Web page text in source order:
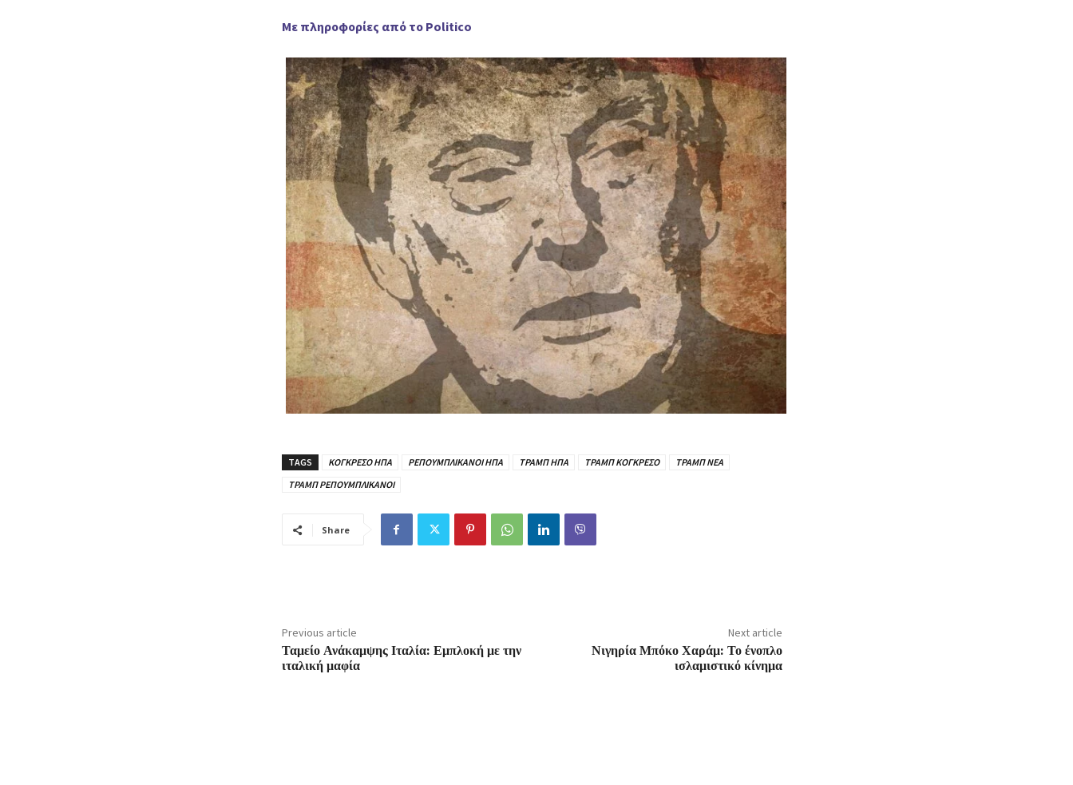
Με πληροφορίες από το Politico
TAGS ΚΟΓΚΡΕΣΟ ΗΠΑ ΡΕΠΟΥΜΠΛΙΚΑΝΟΙ ΗΠΑ ΤΡΑΜΠ ΗΠΑ ΤΡΑΜΠ ΚΟΓΚΡΕΣΟ
ΤΡΑΜΠ ΝΕΑ
ΤΡΑΜΠ ΡΕΠΟΥΜΠΛΙΚΑΝΟΙ
Share
Previous article
Ταμείο Ανάκαμψης Ιταλία: Εμπλοκή με την
ιταλική μαφία
Next article
Νιγηρία Μπόκο Χαράμ: Το ένοπλο
ισλαμιστικό κίνημα